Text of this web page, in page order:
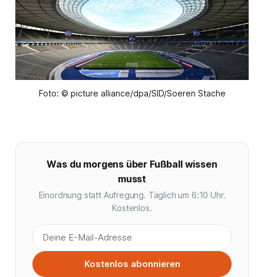
Foto: © picture alliance/dpa/SID/Soeren Stache
Was du morgens über Fußball wissen
musst
Einordnung statt Aufregung. Täglich um 6:10 Uhr.
Kostenlos.
Kostenlos abonnieren